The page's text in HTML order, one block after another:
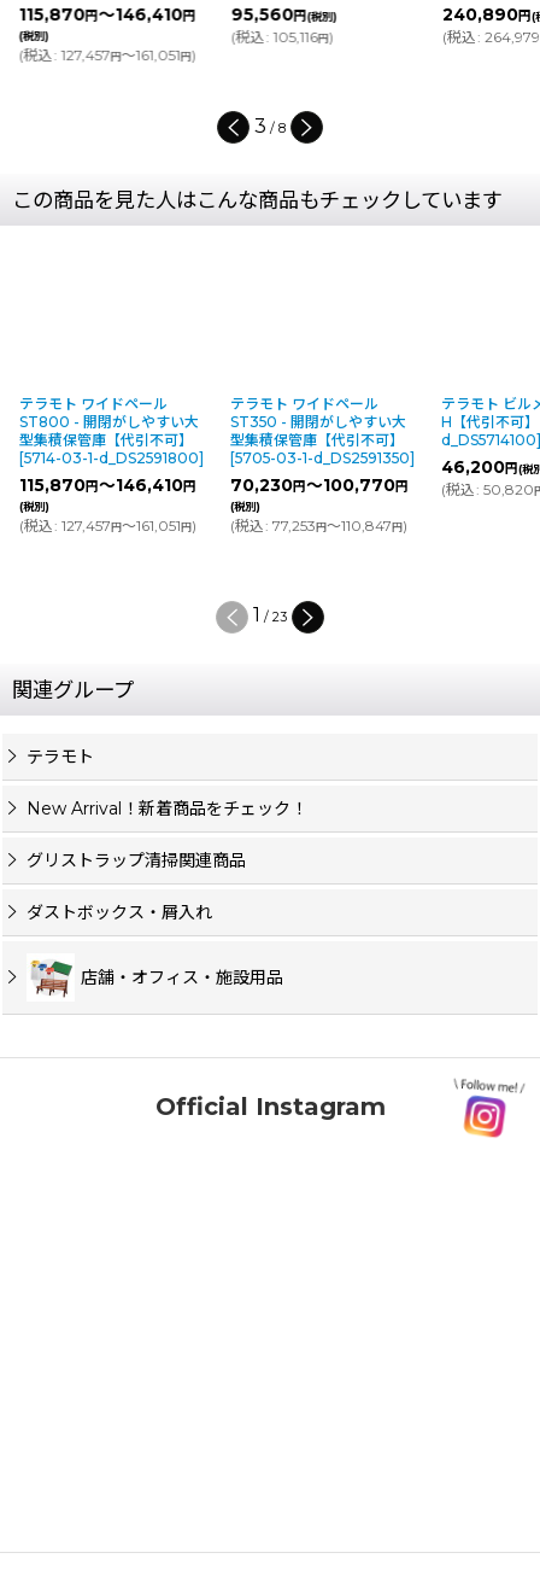
円
円)
95,560円(税別) 240,890
(税込: 円
4 / 8
この商品を見た人はこんな商品もチェックしています
ワイドペール
- 開閉がしやすい大
管庫【代引不可】
1-d_DS2591800]
円～146,410 円
127,457円 ～161,051円)
テラモト ワイドペール
ST350 - 開閉がしやすい大
型集積保管庫【代引不可】
[5705-03-1-d_DS2591350]
70,230 円～100,770円
(税込 77,253円～110,847円)
テラモト ビルメンカー
H【代引不可】 [1182-
d_DS5714100]
46,200円(税別)
(税込 50,820円 )
2 /23
関連グループ
テラモト
New Arrival！新着商品をチェック！
グリストラップ清掃関連商品
ダストボックス・屑入れ
店舗・オフィス・施設用品
Official Instagram